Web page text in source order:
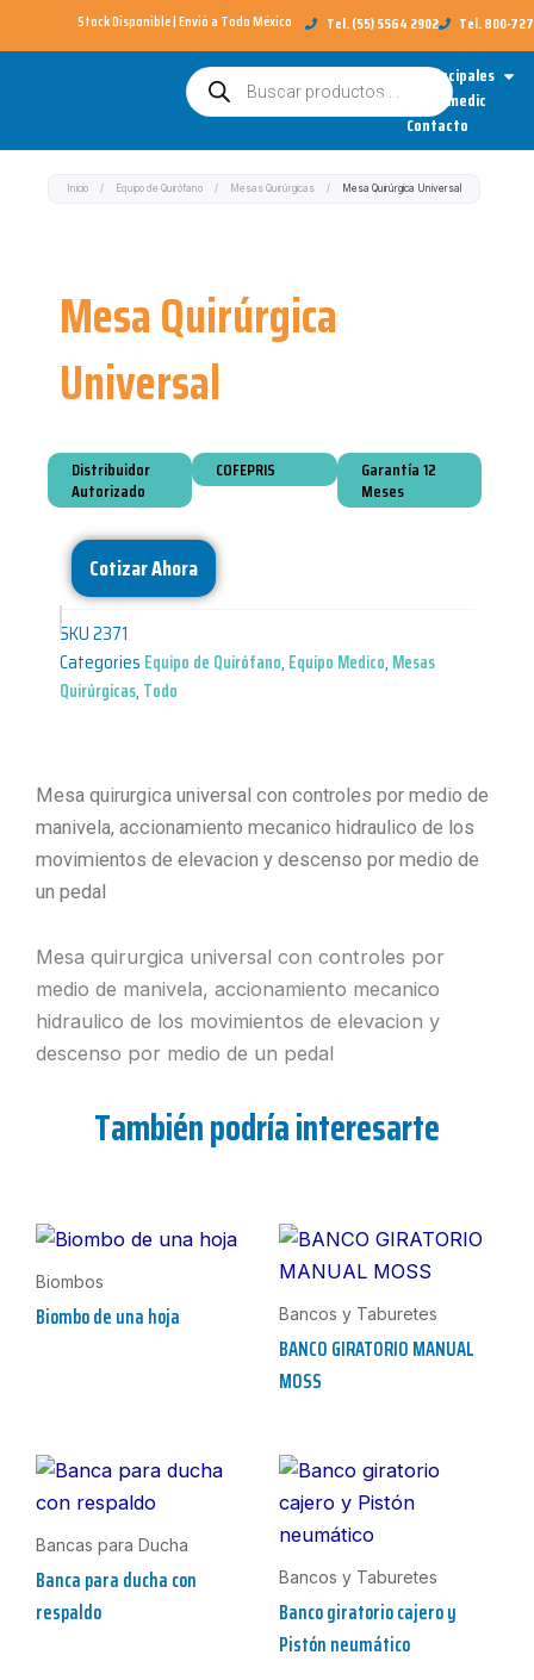
al
Stock Disponible | Envió a Todo México​ Tel. (55) 5564 2902 Tel. 800-
Búsqueda
de
productos
Categorías Principales
Sobre Redimedic
Contacto
Inicio / Equipo de Quirófano / Mesas Quirúrgicas / Mesa Quirúrgica Universal
Mesa Quirúrgica
Universal
Distribuidor
Autorizado
COFEPRIS
Garantía 12
Meses
Cotizar Ahora
SKU2371
Categories Equipo de Quirófano, Equipo Medico, Mesas
Quirúrgicas, Todo
Mesa quirurgica universal con controles por medio de
manivela, accionamiento mecanico hidraulico de los
movimientos de elevacion y descenso por medio de
un pedal
Mesa quirurgica universal con controles por
medio de manivela, accionamiento mecanico
hidraulico de los movimientos de elevacion y
descenso por medio de un pedal
También podría interesarte
Biombos
Biombo de una hoja Bancos y Taburetes
BANCO GIRATORIO MANUAL
MOSS
Bancas para Ducha
Banca para ducha con
respaldo
Bancos y Taburetes
Banco giratorio cajero y
Pistón neumático